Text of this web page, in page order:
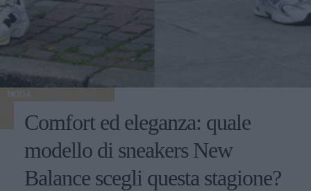
MODA
Comfort ed eleganza: quale
modello di sneakers New
Balance scegli questa stagione?